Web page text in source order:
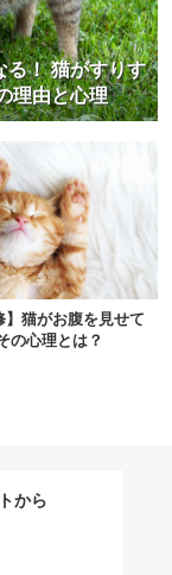
る！ 猫がすりす
理由と心理
】猫がお腹を見せて
の心理とは？
から